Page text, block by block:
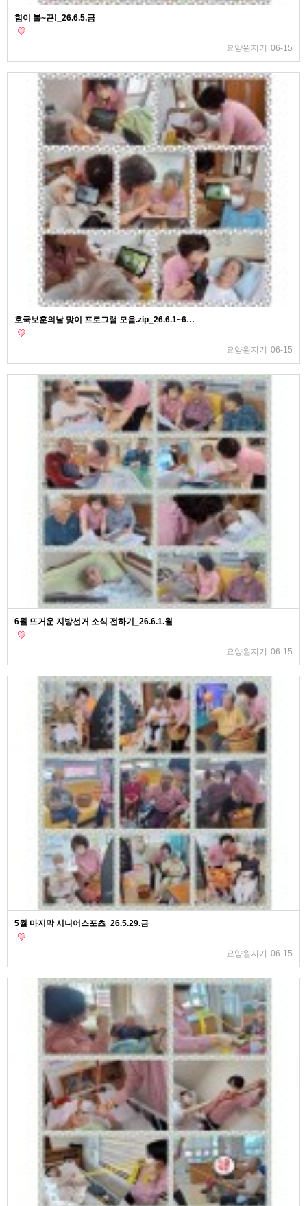
힘이 불~끈!_26.6.5.금
요양원지기 06-15
호국보훈의날 맞이 프로그램 모음.zip_26.6.1~6…
요양원지기 06-15
6월 뜨거운 지방선거 소식 전하기_26.6.1.월
요양원지기 06-15
5월 마지막 시니어스포츠_26.5.29.금
요양원지기 06-15